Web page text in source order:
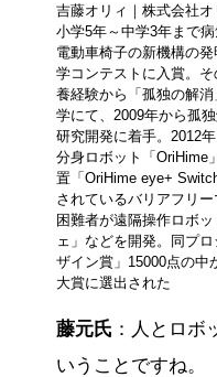
吉藤オリィ｜株式会社
小学5年～中学3年まで
電動車椅子の新機構の
学コンテストに入賞。
養経験から「孤独の解
学にて、2009年から孤
研究開発に着手。2012
分身ロボット「OriHime
置「OriHime eye+
されているバリアフリ
困難者が遠隔操作ロボ
ェ」などを開発。同プ
ザイン賞」15000点の中
大賞に選出された
藤元氏 ：人とロボ
いうことですね。